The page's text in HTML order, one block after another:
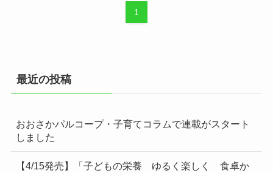
1
最近の投稿
おおさかパルコープ・子育てコラムで連載がスタート
しました
【4/15発売】「子どもの栄養 ゆるく楽しく 食卓か